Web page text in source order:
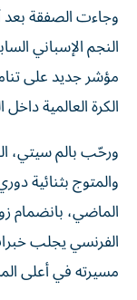
وجاءت الصفقة بعد
النجم الإسباني
مؤشر جديد على
الكرة العالمية
ورحّب بالم سيتي،
والمتوج بثنائية
الماضي، بانضمام
الفرنسي يجلب
مسيرته في أعلى